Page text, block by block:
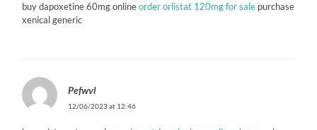
buy dapoxetine 60mg onlineorder orlistat 120mg for sale purchase
xenical generic
Pefwvl
12/06/2023 at 12:46